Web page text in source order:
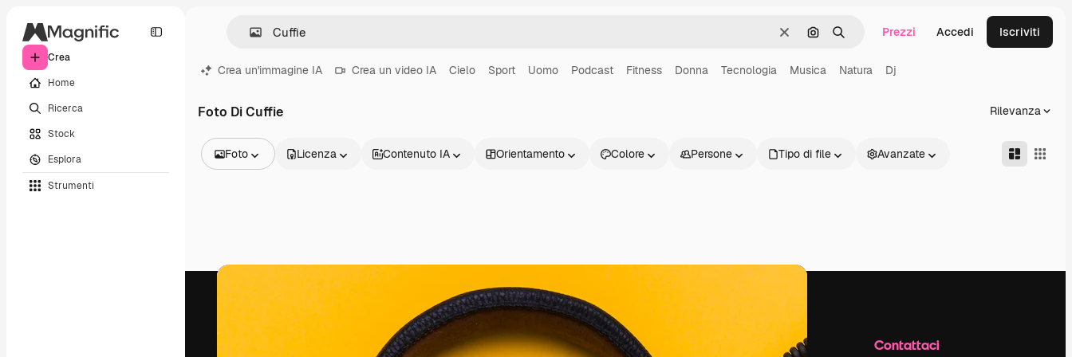
Crea
Home
Ricerca
Stock
Esplora
Strumenti
CancellaCerca per immagine
Ricerca Prezzi Accedi Iscriviti
Crea un'immagine IA Crea un video IA Cielo Sport Uomo Podcast Fitness Donna Tecnologia Musica Natura Dj
Foto Di Cuffie Rilevanza
Foto
Video
Clip video
Motion graphic
Modelli di video
Icone
Modelli 3D
Font
Licenza Contenuto IA Orientamento Colore Persone Tipo di file Avanzate
Prodotti Inizia Azienda Contattaci